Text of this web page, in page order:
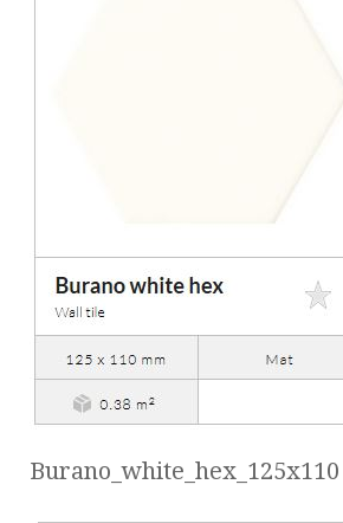
Burano_white_hex_125x110